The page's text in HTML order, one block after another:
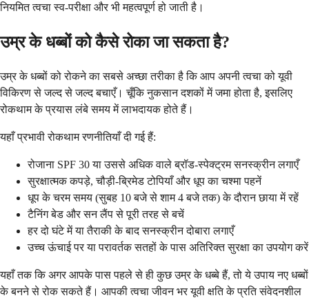
नियमित त्वचा स्व-परीक्षा और भी महत्वपूर्ण हो जाती है।
उम्र के धब्बों को कैसे रोका जा सकता है?
उम्र के धब्बों को रोकने का सबसे अच्छा तरीका है कि आप अपनी त्वचा को यूवी
विकिरण से जल्द से जल्द बचाएँ। चूँकि नुकसान दशकों में जमा होता है, इसलिए
रोकथाम के प्रयास लंबे समय में लाभदायक होते हैं।
यहाँ प्रभावी रोकथाम रणनीतियाँ दी गई हैं:
रोजाना SPF 30 या उससे अधिक वाले ब्रॉड-स्पेक्ट्रम सनस्क्रीन लगाएँ
सुरक्षात्मक कपड़े, चौड़ी-ब्रिमेड टोपियाँ और धूप का चश्मा पहनें
धूप के चरम समय (सुबह 10 बजे से शाम 4 बजे तक) के दौरान छाया में रहें
टैनिंग बेड और सन लैंप से पूरी तरह से बचें
हर दो घंटे में या तैराकी के बाद सनस्क्रीन दोबारा लगाएँ
उच्च ऊंचाई पर या परावर्तक सतहों के पास अतिरिक्त सुरक्षा का उपयोग करें
यहाँ तक कि अगर आपके पास पहले से ही कुछ उम्र के धब्बे हैं, तो ये उपाय नए धब्बों
के बनने से रोक सकते हैं। आपकी त्वचा जीवन भर यूवी क्षति के प्रति संवेदनशील